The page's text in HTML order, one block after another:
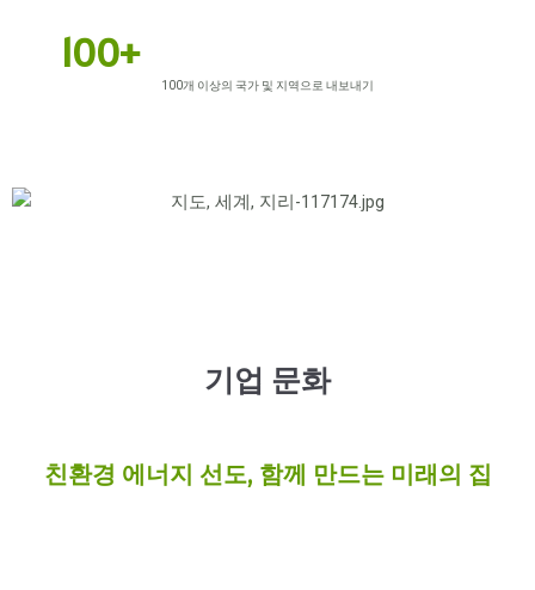
100+
100개 이상의 국가 및 지역으로 내보내기
기업 문화
친환경 에너지 선도, 함께 만드는 미래의 집